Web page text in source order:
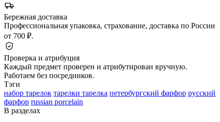
Бережная доставка
Профессиональная упаковка, страхование, доставка по России
от 700 ₽.
Проверка и атрибуция
Каждый предмет проверен и атрибутирован вручную.
Работаем без посредников.
Тэги
набор тарелок тарелки тарелка петербургский фарфор русский
фарфор russian porcelain
В разделах